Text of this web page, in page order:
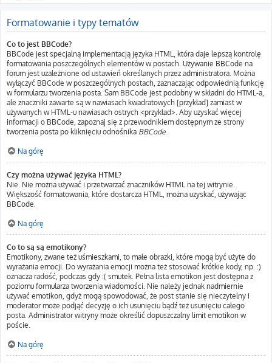
Formatowanie i typy tematów
Co to jest BBCode?
BBCode jest specjalną implementacją języka HTML, która daje lepszą kontrolę
formatowania poszczególnych elementów w postach. Używanie BBCode na
forum jest uzależnione od ustawień określanych przez administratora. Można
wyłączyć BBCode w poszczególnych postach, zaznaczając odpowiednią funkcję
w formularzu tworzenia posta. Sam BBCode jest podobny w składni do HTML-a,
ale znaczniki zawarte są w nawiasach kwadratowych [przykład] zamiast w
używanych w HTML-u nawiasach ostrych <przykład>. Aby uzyskać więcej
informacji o BBCode, zapoznaj się z przewodnikiem dostępnym ze strony
tworzenia posta po kliknięciu odnośnika BBCode.
Na górę
Czy można używać języka HTML?
Nie. Nie można używać i przetwarzać znaczników HTML na tej witrynie.
Większość formatowania, które dostarcza HTML, można uzyskać, używając
BBCode.
Na górę
Co to są są emotikony?
Emotikony, zwane też uśmieszkami, to małe obrazki, które mogą być użyte do
wyrażania emocji. Do wyrażania emocji można też stosować krótkie kody, np. :)
oznacza radość, podczas gdy :( smutek. Pełna lista emotikon jest dostępna z
poziomu formularza tworzenia wiadomości. Nie należy jednak nadmiernie
używać emotikon, gdyż mogą spowodować, że post stanie się nieczytelny i
moderator może podjąć decyzję o ich usunięciu bądź też usunięciu całego
posta. Administrator witryny może określić dopuszczalny limit emotikon w
poście.
Na górę